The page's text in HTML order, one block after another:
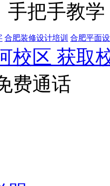
手把手教
合肥装修设计培训 合肥平面
校区 获取
费通话